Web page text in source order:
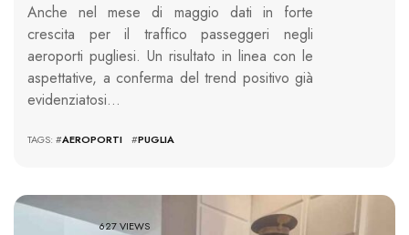
Anche nel mese di maggio dati in forte
crescita per il traffico passeggeri negli
aeroporti pugliesi. Un risultato in linea con le
aspettative, a conferma del trend positivo già
evidenziatosi…
TAGS: #AEROPORTI #PUGLIA
627 VIEWS